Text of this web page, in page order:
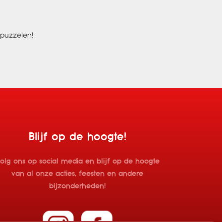
Blijf op de hoogte!
ons op social media en blijf op de hoogte
van al onze acties, feesten en andere
bijzonderheden!